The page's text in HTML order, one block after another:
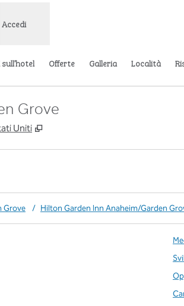
Accedi
Offerte Galleria Località
Grove
Uniti ,
Grove / Hilton Garden Inn Anaheim/Garden